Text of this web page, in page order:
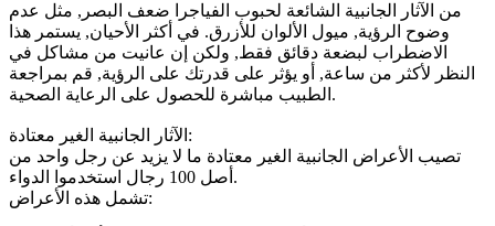
من الآثار الجانبية الشائعة لحبوب الفياجرا ضعف البصر, مثل عدم
وضوح الرؤية, ميول الألوان للأزرق. في أكثر الأحيان, يستمر هذا
الاضطراب لبضعة دقائق فقط, ولكن إن عانيت من مشاكل في
النظر لأكثر من ساعة, أو يؤثر على قدرتك على الرؤية, قم بمراجعة
الطبيب مباشرة للحصول على الرعاية الصحية.
الآثار الجانبية الغير معتادة:
تصيب الأعراض الجانبية الغير معتادة ما لا يزيد عن رجل واحد من
أصل 100 رجال استخدموا الدواء.
تشمل هذه الأعراض: